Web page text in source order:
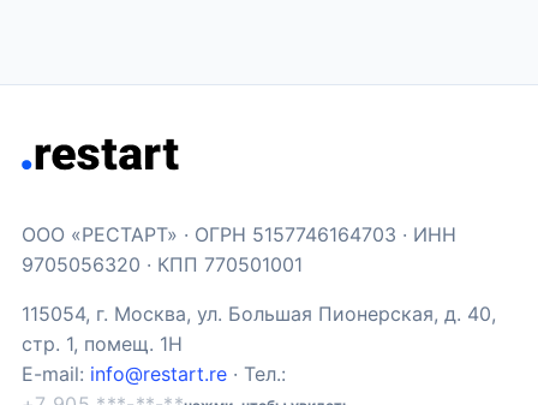
ООО «РЕСТАРТ» · ОГРН 5157746164703 · ИНН
9705056320 · КПП 770501001
115054, г. Москва, ул. Большая Пионерская, д. 40,
стр. 1, помещ. 1Н
E-mail: info@restart.re · Тел.: